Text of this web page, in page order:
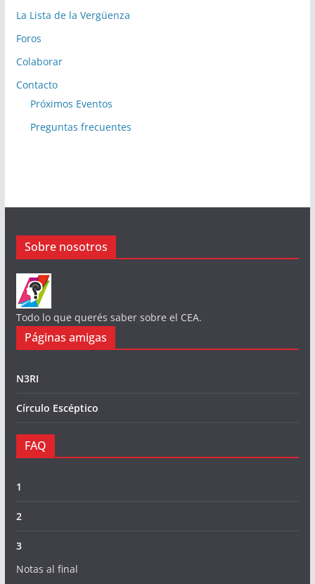
La Lista de la Vergüenza
Foros
Colaborar
Contacto
Próximos Eventos
Preguntas frecuentes
Sobre nosotros
Todo lo que querés saber sobre el CEA.
Páginas amigas
N3RI
Círculo Escéptico
FAQ
1
2
3
Notas al final